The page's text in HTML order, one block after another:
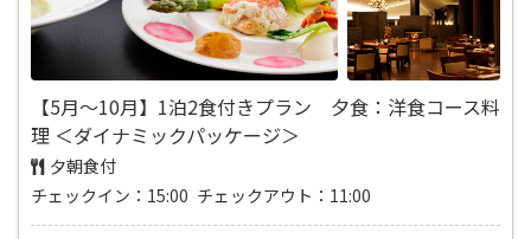
【5月～10月】1泊2食付きプラン 夕食：洋食コース料
理 ＜ダイナミックパッケージ＞
夕朝食付
チェックイン：15:00 チェックアウト：11:00